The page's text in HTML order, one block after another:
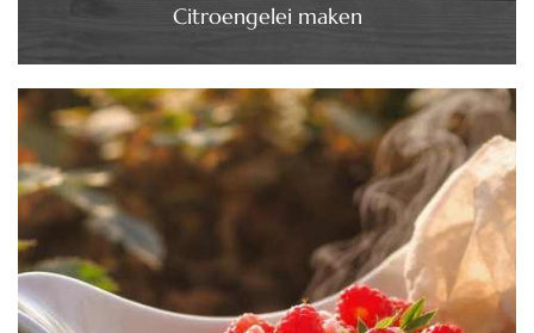
Citroengelei maken